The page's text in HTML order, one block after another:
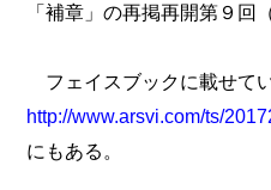
「補章」の再掲再開第９回
フェイスブックに載せて
http://www.arsvi.com/ts/
にもある。